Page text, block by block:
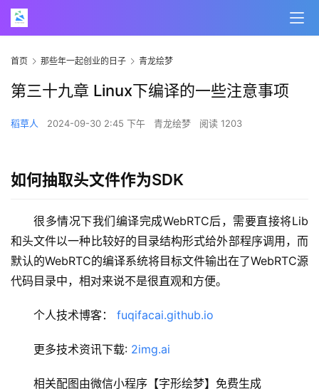
首页 那些年一起创业的日子 青龙绘梦
第三十九章 Linux下编译的一些注意事项
稻草人 2024-09-30 2:45 下午 青龙绘梦 阅读 1203
如何抽取头文件作为SDK
很多情况下我们编译完成WebRTC后，需要直接将Lib
和头文件以一种比较好的目录结构形式给外部程序调用，而
默认的WebRTC的编译系统将目标文件输出在了WebRTC源
代码目录中，相对来说不是很直观和方便。
个人技术博客： fuqifacai.github.io
更多技术资讯下载: 2img.ai
相关配图由微信小程序【字形绘梦】免费生成